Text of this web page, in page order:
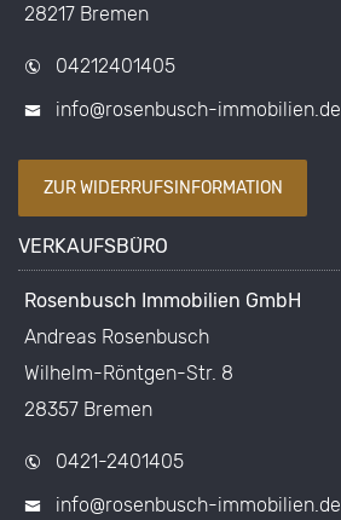
28217 Bremen
04212401405
info@rosenbusch-immobilien.de
ZUR WIDERRUFSINFORMATION
VERKAUFSBÜRO
Rosenbusch Immobilien GmbH
Andreas Rosenbusch
Wilhelm-Röntgen-Str. 8
28357 Bremen
0421-2401405
info@rosenbusch-immobilien.de